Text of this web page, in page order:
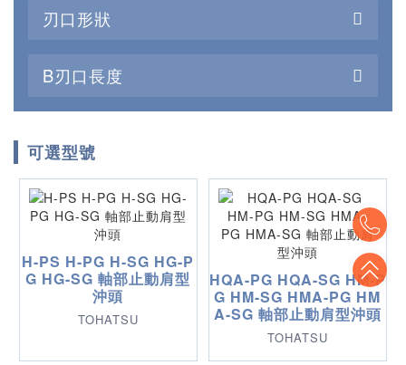
刃口形狀
B刃口長度
可選型號
H-PS H-PG H-SG HG-P
G HG-SG 軸部止動肩型
沖頭
TOHATSU
HQA-PG HQA-SG HM-P
G HM-SG HMA-PG HM
A-SG 軸部止動肩型沖頭
TOHATSU